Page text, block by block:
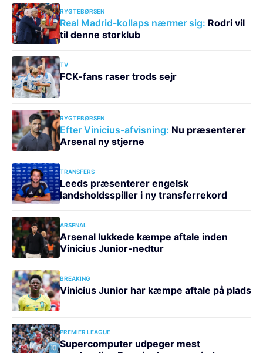
RYGTEBØRSEN
Real Madrid-kollaps nærmer sig: Rodri vil
til denne storklub
TV
FCK-fans raser trods sejr
RYGTEBØRSEN
Efter Vinicius-afvisning: Nu præsenterer
Arsenal ny stjerne
TRANSFERS
Leeds præsenterer engelsk
landsholdsspiller i ny transferrekord
ARSENAL
Arsenal lukkede kæmpe aftale inden
Vinicius Junior-nedtur
BREAKING
Vinicius Junior har kæmpe aftale på plads
PREMIER LEAGUE
Supercomputer udpeger mest